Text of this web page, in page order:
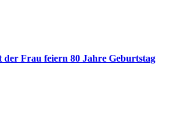
Frau feiern 80 Jahre Geburtstag